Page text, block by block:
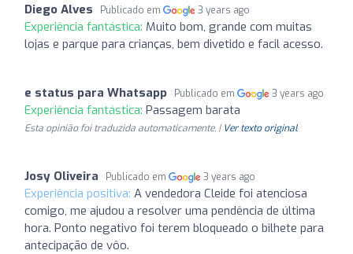
Diego Alves Publicado em 3 years ago
Experiência fantástica: Muito bom, grande com muitas
lojas e parque para crianças, bem divetido e facil acesso.
e status para Whatsapp Publicado em 3 years ago
Experiência fantástica: Passagem barata
Esta opinião foi traduzida automaticamente. | Ver texto original
Josy Oliveira Publicado em 3 years ago
Experiência positiva: A vendedora Cleide foi atenciosa
comigo, me ajudou a resolver uma pendência de última
hora. Ponto negativo foi terem bloqueado o bilhete para
antecipação de vôo.